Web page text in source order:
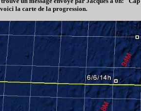
la carte de la progression.